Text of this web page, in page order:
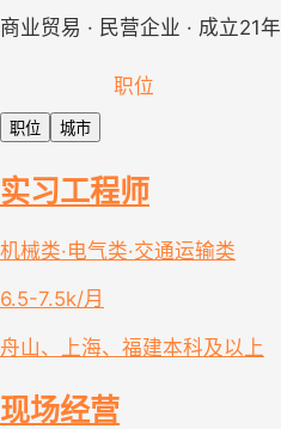
商业贸易 · 民营企业 · 成立21年
职位
职位 城市
实习工程师
机械类·电气类·交通运输类
6.5-7.5k/月
舟山、上海、福建本科及以上
现场经营